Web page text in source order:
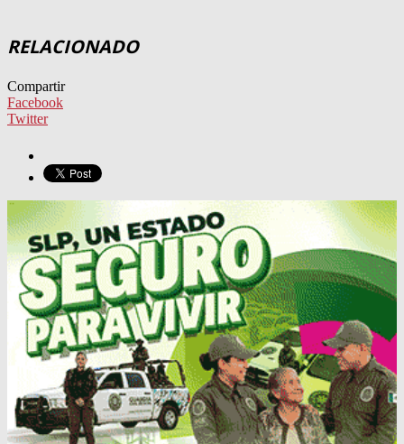
RELACIONADO
Compartir
Facebook
Twitter